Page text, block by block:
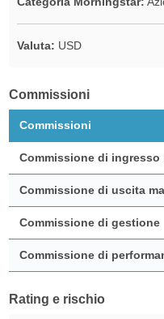
Valuta: USD
Commissioni
Commissioni
Commissione di ingresso
Commissione di uscita
Commissione di gestione
Commissione di
Rating e rischio